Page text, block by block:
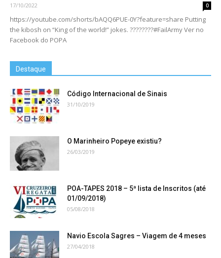
17/10/2022 0
https://youtube.com/shorts/bAQQ6PUE-0Y?feature=share Putting
the kibosh on “King of the world!” jokes. ????️????#FailArmy Ver no
Facebook do POPA
Destaque
Código Internacional de Sinais
31/10/2019
O Marinheiro Popeye existiu?
26/03/2019
POA-TAPES 2018 – 5ª lista de Inscritos (até
01/09/2018)
05/08/2018
Navio Escola Sagres – Viagem de 4 meses
27/04/2018